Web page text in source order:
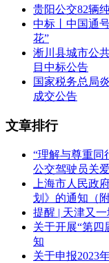
贵阳公交82辆
中标丨中国通
花”
淅川县城市公
目中标公告
国家税务总局
成交公告
文章排行
“理解与尊重同
公交驾驶员关
上海市人民政
划》的通知（附
提醒 | 天津又一
关于开展“第四
知
关于申报2023